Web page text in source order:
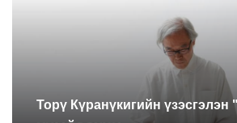
Торү Күранүкигийн үзэсгэлэн